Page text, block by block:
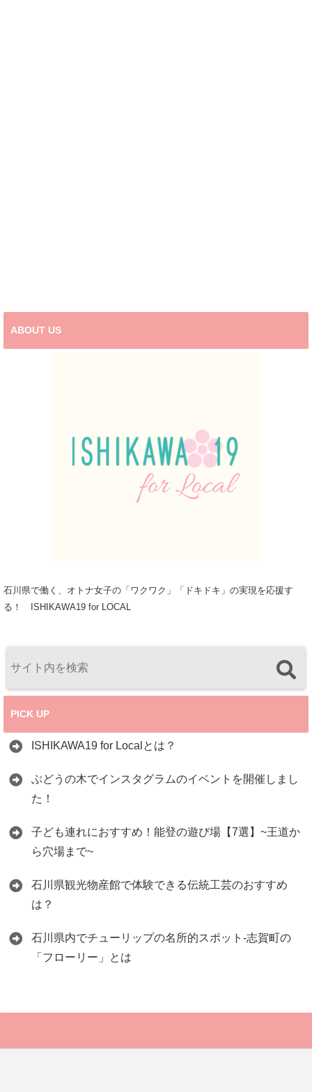
ABOUT US
石川県で働く、オトナ女子の「ワクワク」「ドキドキ」の実現を応援す
る！ ISHIKAWA19 for LOCAL
PICK UP
ISHIKAWA19 for Localとは？
ぶどうの木でインスタグラムのイベントを開催しまし
た！
子ども連れにおすすめ！能登の遊び場【7選】~王道か
ら穴場まで~
石川県観光物産館で体験できる伝統工芸のおすすめ
は？
石川県内でチューリップの名所的スポット-志賀町の
「フローリー」とは